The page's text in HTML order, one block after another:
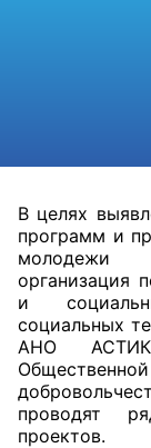
В целях
программ и
молодежи
организация
и
социальных
АНО
проводят
проектов.